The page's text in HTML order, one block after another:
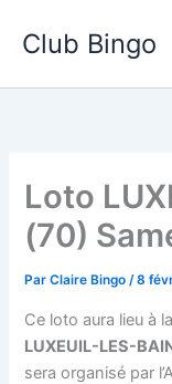
Club Bingo
Loto
(70)
ParClaire Bingo/8
Ce loto aura lieu à
LUXEUIL-LES-
sera organisé par